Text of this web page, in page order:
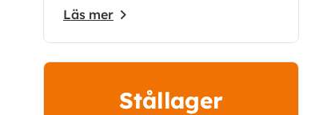
Läs mer
Stållager